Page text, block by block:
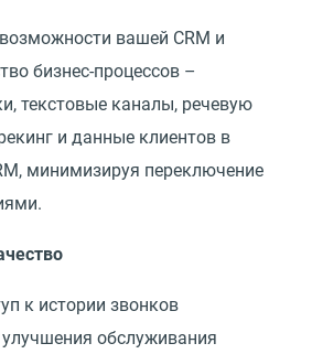
вашей CRM и
бизнес-процессов –
текстовые каналы, речевую
и данные клиентов в
минимизируя переключение
к истории звонков
обслуживания